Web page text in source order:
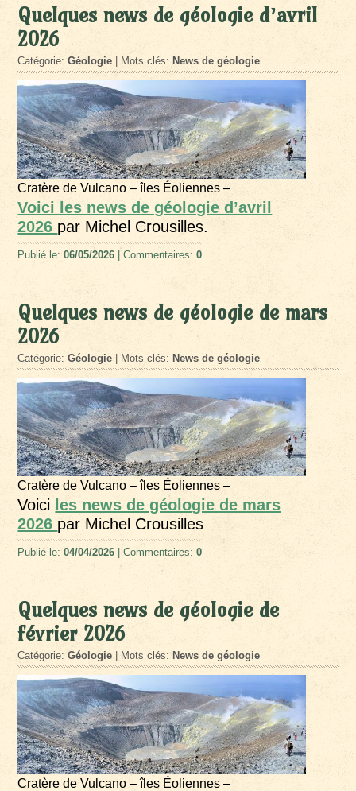
Quelques news de géologie d’avril
2026
Catégorie:Géologie | Mots clés:News de géologie
Cratère de Vulcano – îles Éoliennes –
Voici les news de géologie d’avril
2026 par Michel Crousilles.
Publié le:06/05/2026 | Commentaires:0
Quelques news de géologie de mars
2026
Catégorie:Géologie | Mots clés: News de géologie
Cratère de Vulcano – îles Éoliennes –
Voici les news de géologie de mars
2026 par Michel Crousilles
Publié le:04/04/2026 | Commentaires:0
Quelques news de géologie de
février 2026
Catégorie:Géologie | Mots clés: News de géologie
Cratère de Vulcano – îles Éoliennes –